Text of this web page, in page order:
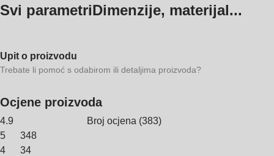
Svi parametriDimenzije, materijal...
Upit o proizvodu
Trebate li pomoć s odabirom ili detaljima proizvoda?
Ocjene proizvoda
4.9 Broj ocjena (383)
5
348
4
34